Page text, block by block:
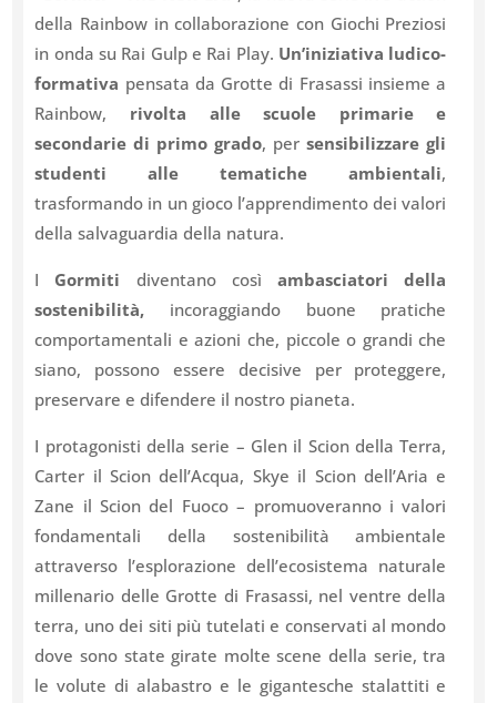
della Rainbow in collaborazione con Giochi Preziosi
in onda su Rai Gulp e Rai Play. Un’iniziativa ludico-
formativa pensata da Grotte di Frasassi insieme a
Rainbow, rivolta alle scuole
primarie e
secondarie di primo grado, persensibilizzare gli
studenti alle tematiche ambientali,
trasformando in un gioco l’apprendimento dei valori
della salvaguardia della natura.
I Gormiti diventano cosìambasciatori della
sostenibilità, incoraggiando
buone pratiche
comportamentali e azioni che, piccole o grandi che
siano, possono essere decisive per proteggere,
preservare e difendere il nostro pianeta.
I protagonisti della serie – Glen il Scion della Terra,
Carter il Scion dell’Acqua, Skye il Scion dell’Aria e
Zane il Scion del Fuoco – promuoveranno i valori
fondamentali della sostenibilità ambientale
attraverso l’esplorazione dell’ecosistema naturale
millenario delle Grotte di Frasassi, nel ventre della
terra, uno dei siti più tutelati e conservati al mondo
dove sono state girate molte scene della serie, tra
le volute di alabastro e le gigantesche stalattiti e